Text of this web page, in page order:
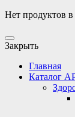
Нет продуктов в
Закрыть
Главная
Каталог